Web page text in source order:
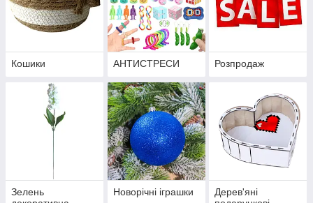
Кошики АНТИСТРЕСИ Розпродаж
Зелень
Новорічні іграшки
Дерев'яні